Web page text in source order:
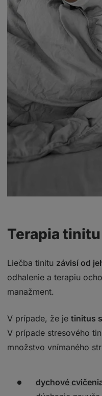
Terapia tinitu
Liečba tinitu závisí od
odhalenie a terapiu
manažment.
V prípade, že je tinitus
V prípade stresového
množstvo vnímaného
dychové